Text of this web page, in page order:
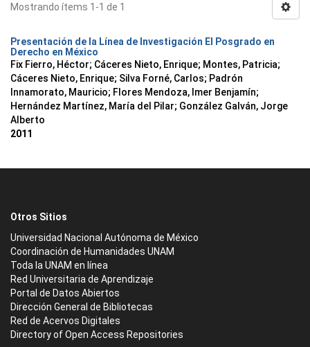
Mostrando ítems 1-1 de 1
Presentación de la Línea de Investigación El Posgrado en
Derecho en México
Fix Fierro, Héctor; Cáceres Nieto, Enrique; Montes, Patricia;
Cáceres Nieto, Enrique; Silva Forné, Carlos; Padrón
Innamorato, Mauricio; Flores Mendoza, Imer Benjamín;
Hernández Martínez, María del Pilar; González Galván, Jorge
Alberto
2011
Otros Sitios
Universidad Nacional Autónoma de México
Coordinación de Humanidades UNAM
Toda la UNAM en línea
Red Universitaria de Aprendizaje
Portal de Datos Abiertos
Dirección General de Bibliotecas
Red de Acervos Digitales
Directory of Open Access Repositories